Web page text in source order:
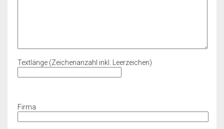
Textlänge (Zeichenanzahl inkl. Leerzeichen)
Firma